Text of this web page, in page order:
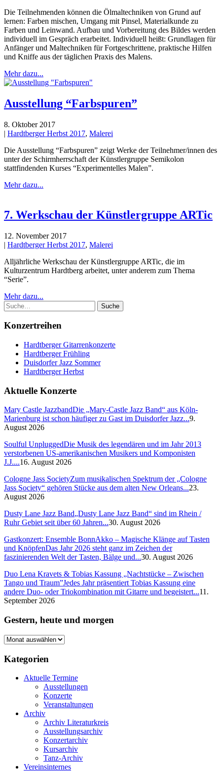
Die Teilnehmenden können die Ölmaltechniken von Grund auf
lernen: Farben mischen, Umgang mit Pinsel, Materialkunde zu
Farben und Leinwand. Aufbau und Vorbereitung des Bildes werden
individuell im Gespräch erarbeitet. Individuell heißt: Grundlagen für
Anfänger und Maltechniken für Fortgeschrittene, praktische Hilfen
und Kniffe aus der täglichen Praxis des Malens.
Mehr dazu...
Ausstellung “Farbspuren”
8. Oktober 2017
| Hardtberger Herbst 2017, Malerei
Die Ausstellung “Farbspuren” zeigt Werke der Teilnehmer/innen des
unter der Schirmherrschaft der Künstlergruppe Semikolon
stattfindenden Kurses “Experimentelles Malen”.
Mehr dazu...
7. Werkschau der Künstlergruppe ARTic
12. November 2017
| Hardtberger Herbst 2017, Malerei
Alljährliche Werkschau der Künstlergruppe ARTic, die im
Kulturzentrum Hardtberg arbeitet, unter anderem zum Thema
“Serie”.
Mehr dazu...
Suche
Konzertreihen
Hardtberger Gitarrenkonzerte
Hardtberger Frühling
Duisdorfer Jazz Sommer
Hardtberger Herbst
Aktuelle Konzerte
Mary Castle JazzbandDie „Mary-Castle Jazz Band“ aus Köln-
Marienburg ist schon häufiger zu Gast im Duisdorfer Jazz...9.
August 2026
Soulful UnpluggedDie Musik des legendären und im Jahr 2013
verstorbenen US-amerikanischen Musikers und Komponisten
J.J....16. August 2026
Cologne Jass SocietyZum musikalischen Spektrum der „Cologne
Jass Society“ gehören Stücke aus dem alten New Orleans...23.
August 2026
Dusty Lane Jazz Band„Dusty Lane Jazz Band“ sind im Rhein /
Ruhr Gebiet seit über 60 Jahren...30. August 2026
Gastkonzert: Ensemble BonnAkko – Magische Klänge auf Tasten
und KnöpfenDas Jahr 2026 steht ganz im Zeichen der
faszinierenden Welt der Tasten, Bälge und...30. August 2026
Duo Lena Kravets & Tobias Kassung „Nachtstücke – Zwischen
Tango und Traum”Jedes Jahr präsentiert Tobias Kassung eine
andere Duo- oder Triokombination mit Gitarre und begeistert...11.
September 2026
Gestern, heute und morgen
Gestern,
und
morgen
Kategorien
Aktuelle Termine
Ausstellungen
Konzerte
Veranstaltungen
Archiv
Archiv Literaturkreis
Ausstellungsarchiv
Konzertarchiv
Kursarchiv
Tanz-Archiv
Vereinsinternes